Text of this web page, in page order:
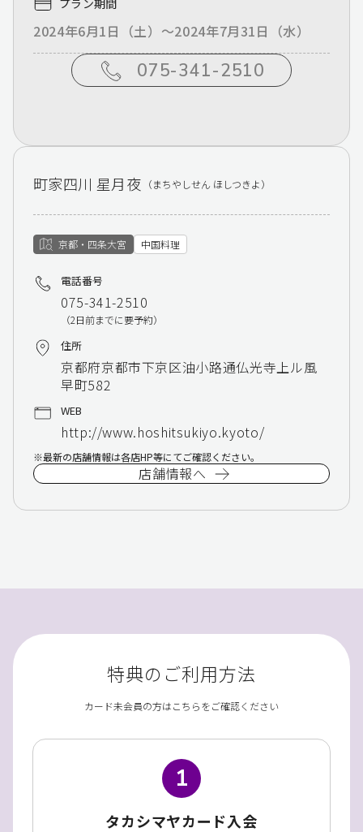
2024年6月1日（土）～2024年7月31日（水）
075-341-2510
町家四川 星月夜 （まちやしせん ほしつきよ）
京都・四条大宮 中国料理
電話番号
075-341-2510
（2日前までに要予約）
住所
京都府京都市下京区油小路通仏光寺上ル風
早町582
WEB
http://www.hoshitsukiyo.kyoto/
最新の店舗情報は各店HP等にてご確認ください。
店舗情報へ
特典のご利用方法
カード未会員の方はこちらをご確認ください
1
タカシマヤカード入会